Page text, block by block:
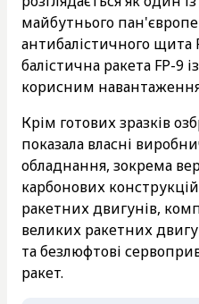
майбутнього
антибалістичного щита
балістична ракета FP-9
корисним
Крім готових зразків
показала власні
обладнання, зокрема
карбонових
ракетних двигунів,
великих ракетних
та безлюфтові
ракет.